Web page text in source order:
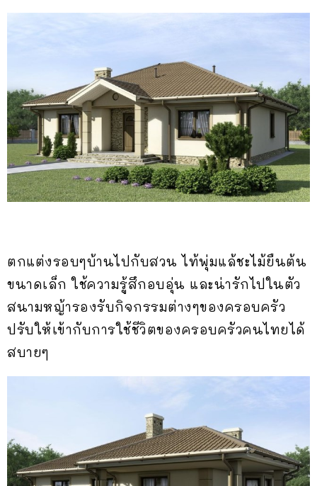
ตกแต่งรอบๆบ้านไปกับสวน ไท้พุ่มแล้ชะไม้ยืนต้น
ขนาดเล็ก ใช้ความรู้สึกอบอุ่น และน่ารักไปในตัว
สนามหญ้ารองรับกิจกรรมต่างๆของครอบครัว
ปรับให้เข้ากับการใช้ชีวิตของครอบครัวคนไทยได้
สบายๆ